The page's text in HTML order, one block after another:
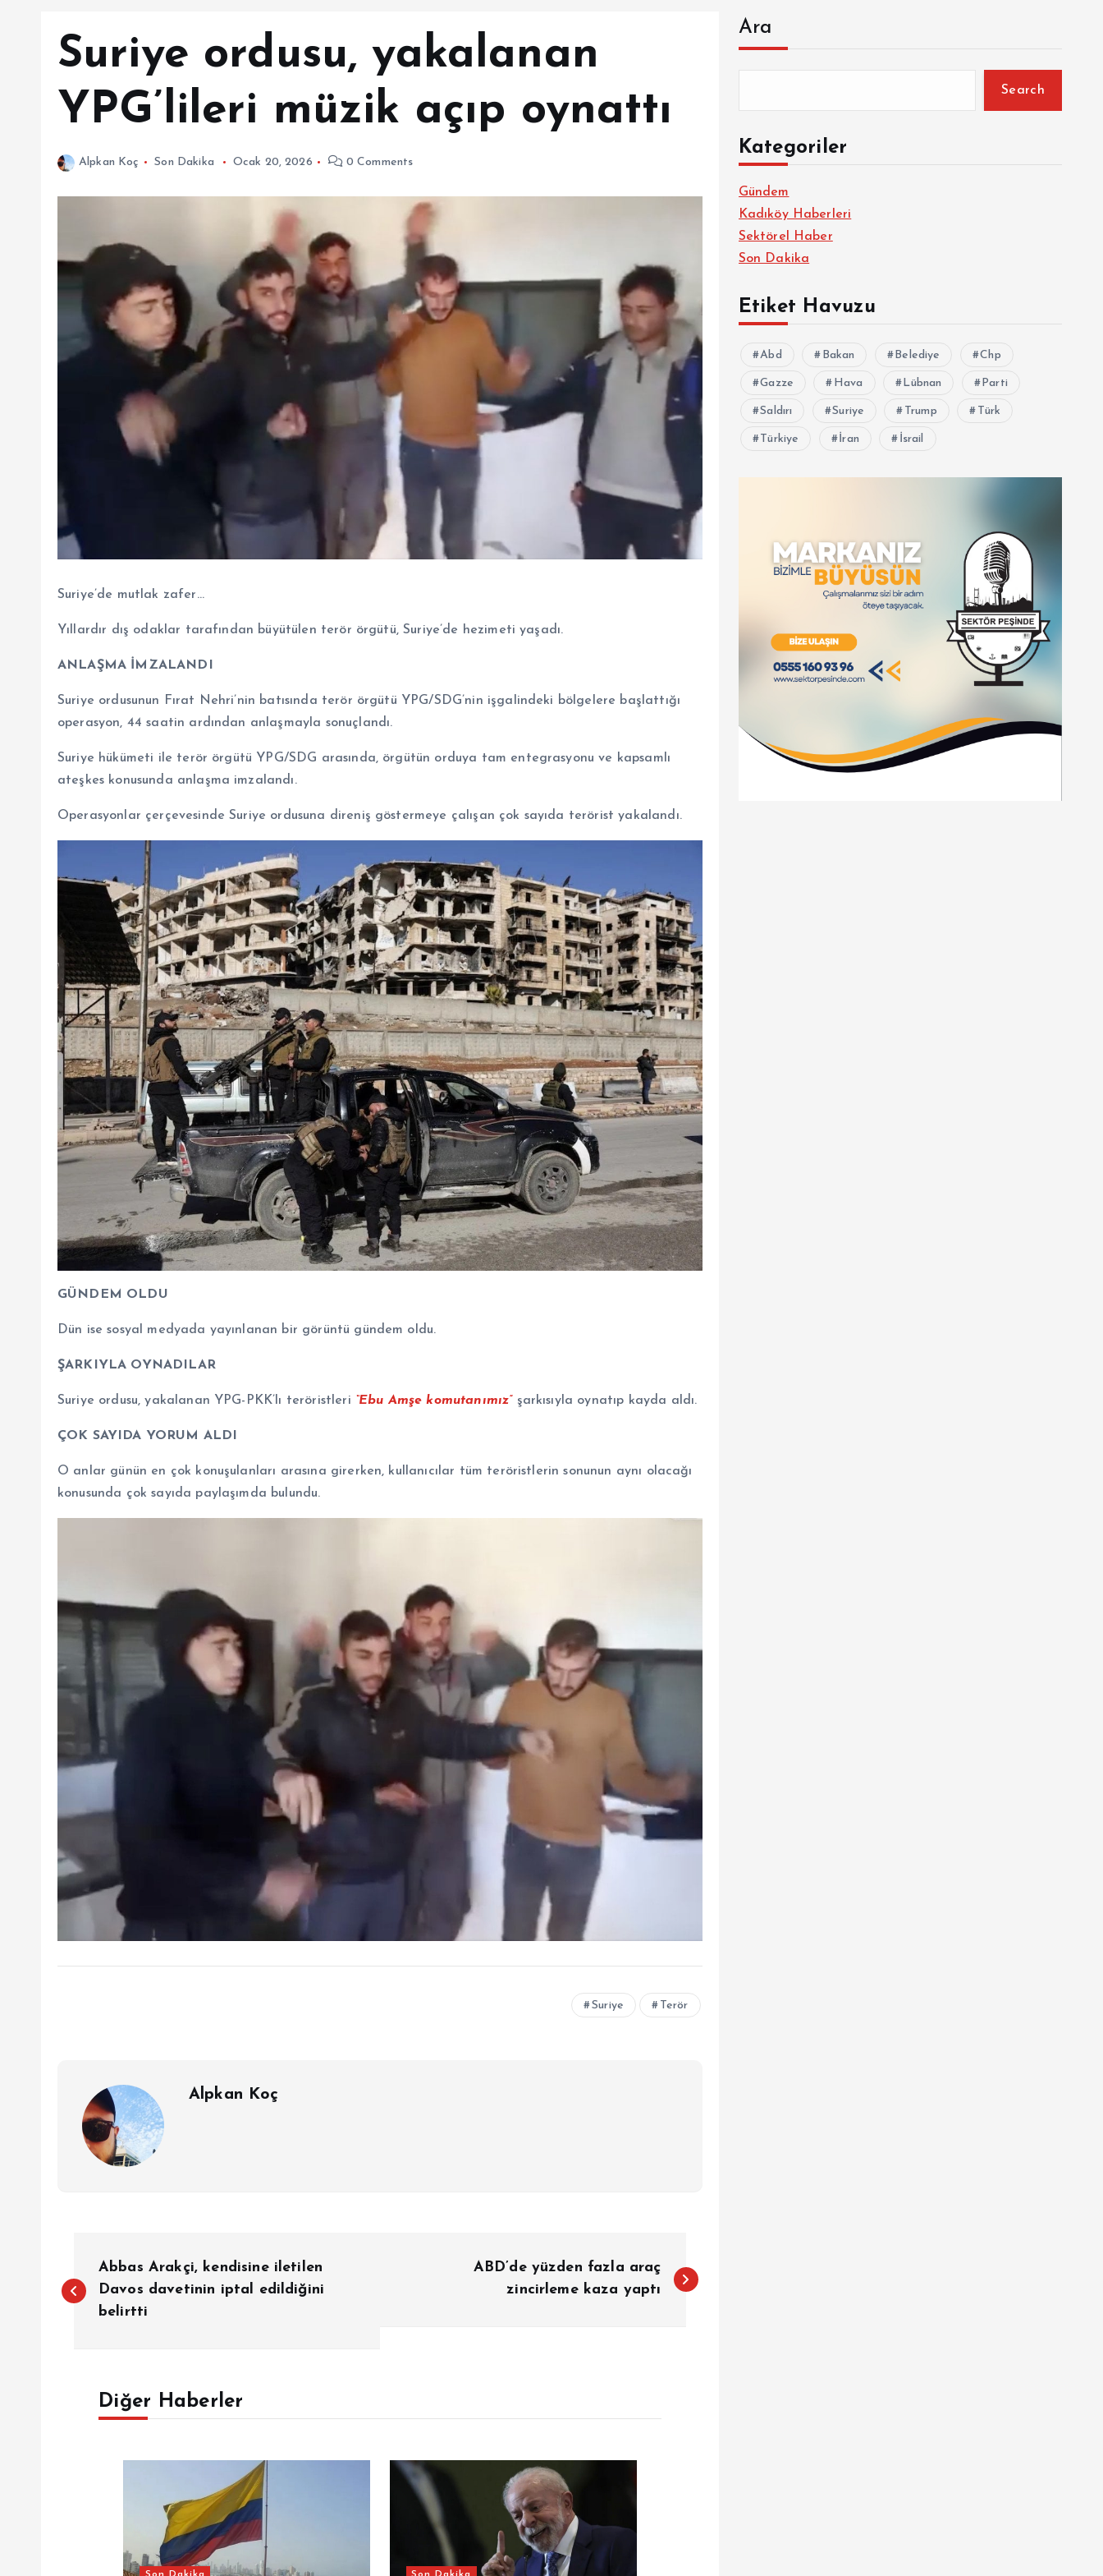
Suriye ordusu, yakalanan
YPG’lileri müzik açıp oynattı
Alpkan Koç Son Dakika Ocak 20, 2026 0 Comments
Suriye’de mutlak zafer…
Yıllardır dış odaklar tarafından büyütülen terör örgütü, Suriye’de hezimeti yaşadı.
ANLAŞMA İMZALANDI
Suriye ordusunun Fırat Nehri’nin batısında terör örgütü YPG/SDG’nin işgalindeki bölgelere başlattığı
operasyon, 44 saatin ardından anlaşmayla sonuçlandı.
Suriye hükümeti ile terör örgütü YPG/SDG arasında, örgütün orduya tam entegrasyonu ve kapsamlı
ateşkes konusunda anlaşma imzalandı.
Operasyonlar çerçevesinde Suriye ordusuna direniş göstermeye çalışan çok sayıda terörist yakalandı.
GÜNDEM OLDU
Dün ise sosyal medyada yayınlanan bir görüntü gündem oldu.
ŞARKIYLA OYNADILAR
Suriye ordusu, yakalanan YPG-PKK’lı teröristleri “Ebu Amşe komutanımız”şarkısıyla oynatıp kayda aldı.
ÇOK SAYIDA YORUM ALDI
O anlar günün en çok konuşulanları arasına girerken, kullanıcılar tüm teröristlerin sonunun aynı olacağı
konusunda çok sayıda paylaşımda bulundu.
Suriye Terör
Alpkan Koç
a
Abbas Arakçi, kendisine iletilen
Davos davetinin iptal edildiğini
belirtti
ABD’de yüzden fazla araç
zincirleme kaza yaptı
Diğer Haberler
Son Dakika Son Dakika
Ara
Search
Kategoriler
Gündem
Kadıköy Haberleri
Sektörel Haber
Son Dakika
Etiket Havuzu
Abd Bakan Belediye Chp
Gazze Hava Lübnan Parti
Saldırı Suriye Trump Türk
Türkiye İran İsrail